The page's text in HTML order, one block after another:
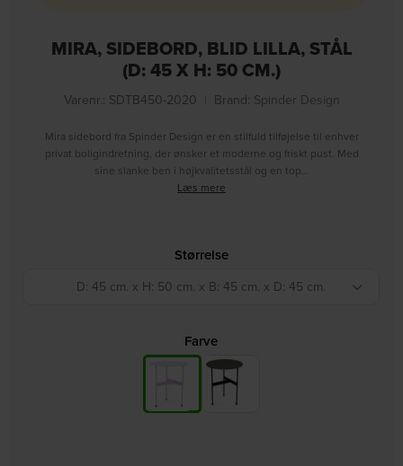
MIRA, SIDEBORD, BLID LILLA, STÅL
(D: 45 X H: 50 CM.)
Varenr.: SDTB450-2020 Brand: Spinder Design
Mira sidebord fra Spinder Design er en stilfuld tilføjelse til enhver
privat boligindretning, der ønsker et moderne og friskt pust. Med
sine slanke ben i højkvalitetsstål og en top…
Læs mere
Størrelse
D: 45 cm. x H: 50 cm. x B: 45 cm. x D: 45 cm.
Farve